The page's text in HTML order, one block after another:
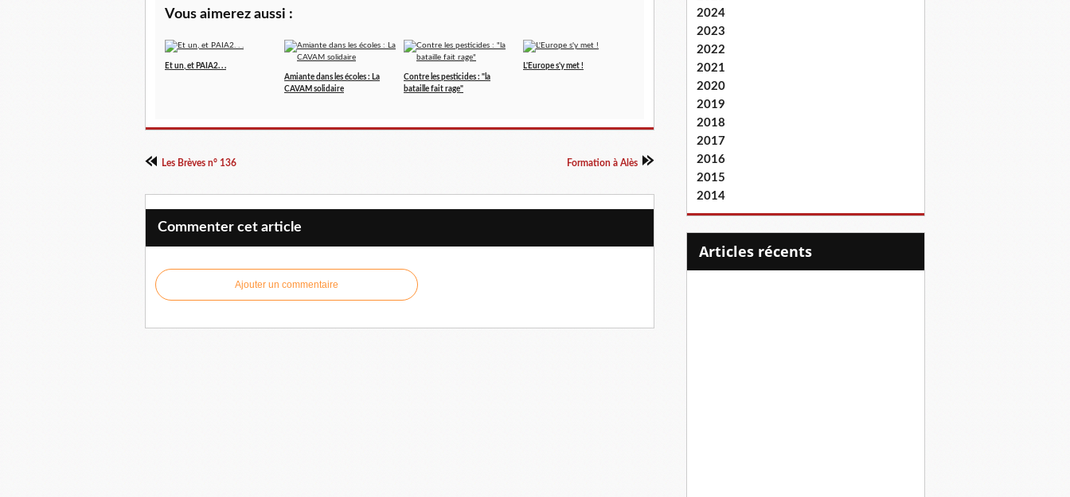
Vous aimerez aussi :
Et un, et PAIA2. . .
Amiante dans les écoles : La
CAVAM solidaire
Contre les pesticides : "la
bataille fait rage"
L'Europe s'y met !
Les Brèves n° 136 Formation à Alès
Commenter cet article
Ajouter un commentaire
2024
2023
2022
2021
2020
2019
2018
2017
2016
2015
2014
articles récents